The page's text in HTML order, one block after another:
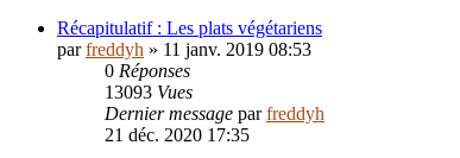
Récapitulatif : Les plats végétariens
parfreddyh » 11 janv. 2019 08:53
0 Réponses
13093 Vues
Dernier message parfreddyh
21 déc. 2020 17:35